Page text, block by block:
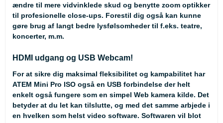
ændre til mere vidvinklede skud og benytte zoom optikker
til profesionelle close-ups. Forestil dig også kan kunne
gøre brug af langt bedre lysfølsomheder til f.eks. teatre,
koncerter, m.m.
HDMI udgang og USB Webcam!
For at sikre dig maksimal fleksibilitet og kampabilitet har
ATEM Mini Pro ISO også en USB forbindelse der helt
enkelt også fungere som en simpel Web kamera kilde. Det
betyder at du let kan tilslutte, og med det samme arbjede i
en hvelken som helst video software. Softwaren vil blot